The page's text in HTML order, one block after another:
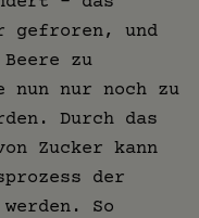
gefroren, und
zu
nun nur noch zu
Durch das
Zucker kann
der
So